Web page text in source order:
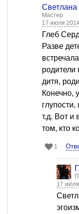
Светлана
Мастер
17 июля
Глеб
Разве
дитя,
Конечно,
т.д. Вот и
том, кто
1
17